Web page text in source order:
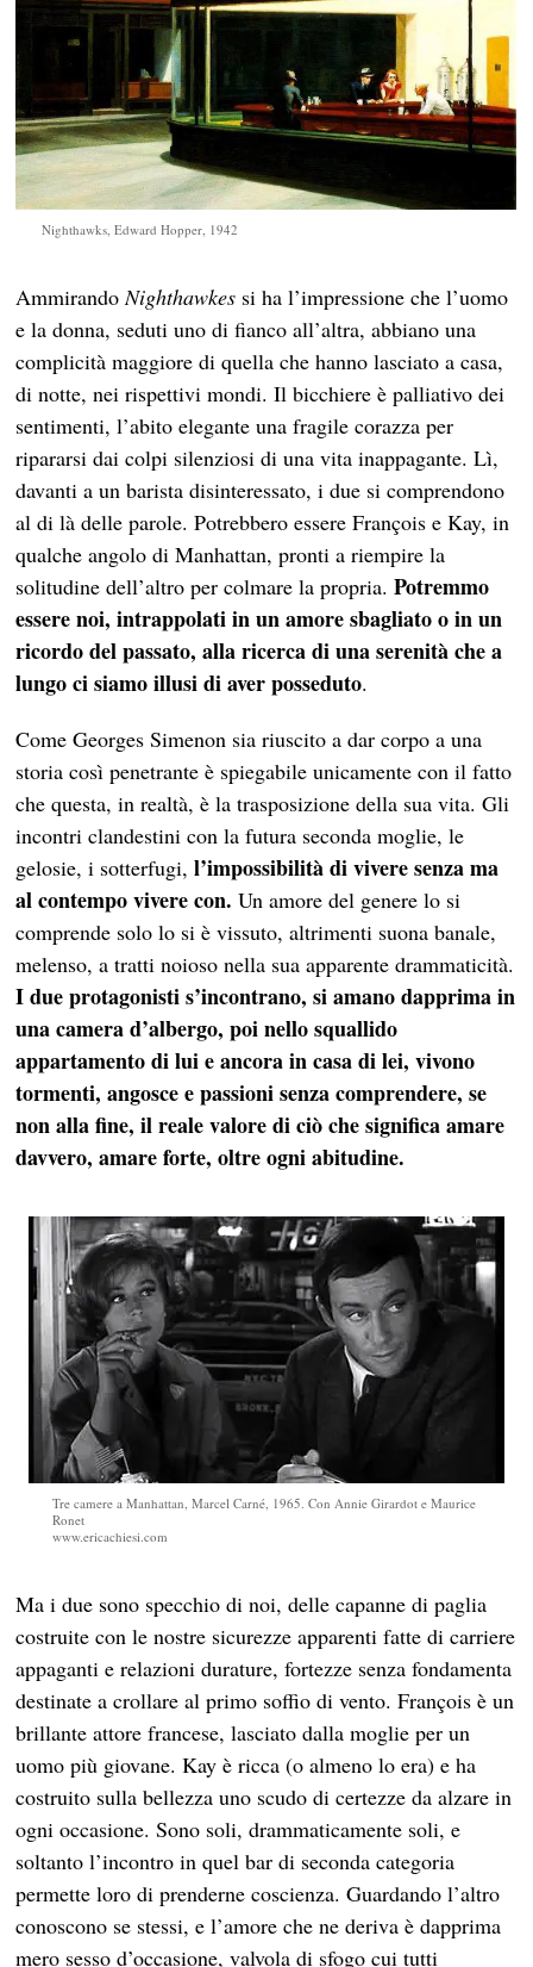
Nighthawks, Edward Hopper, 1942
AmmirandoNighthawkes si ha l’impressione che l’uomo
e la donna, seduti uno di fianco all’altra, abbiano una
complicità maggiore di quella che hanno lasciato a casa,
di notte, nei rispettivi mondi. Il bicchiere è palliativo dei
sentimenti, l’abito elegante una fragile corazza per
ripararsi dai colpi silenziosi di una vita inappagante. Lì,
davanti a un barista disinteressato, i due si comprendono
al di là delle parole. Potrebbero essere François e Kay, in
qualche angolo di Manhattan, pronti a riempire la
solitudine dell’altro per colmare la propria.Potremmo
essere noi, intrappolati in un amore sbagliato o in un
ricordo del passato, alla ricerca di una serenità che a
lungo ci siamo illusi di aver posseduto.
Come Georges Simenon sia riuscito a dar corpo a una
storia così penetrante è spiegabile unicamente con il fatto
che questa, in realtà, è la trasposizione della sua vita. Gli
incontri clandestini con la futura seconda moglie, le
gelosie, i sotterfugi,l’impossibilità di vivere senza ma
al contempo vivere con. Un amore del genere lo si
comprende solo lo si è vissuto, altrimenti suona banale,
melenso, a tratti noioso nella sua apparente drammaticità.
I due protagonisti s’incontrano, si amano dapprima in
una camera d’albergo, poi nello squallido
appartamento di lui e ancora in casa di lei, vivono
tormenti, angosce e passioni senza comprendere, se
non alla fine, il reale valore di ciò che significa amare
davvero, amare forte, oltre ogni abitudine.
Tre camere a Manhattan, Marcel Carné, 1965. Con Annie Girardot e Maurice
Ronet
www.ericachiesi.com
Ma i due sono specchio di noi, delle capanne di paglia
costruite con le nostre sicurezze apparenti fatte di carriere
appaganti e relazioni durature, fortezze senza fondamenta
destinate a crollare al primo soffio di vento. François è un
brillante attore francese, lasciato dalla moglie per un
uomo più giovane. Kay è ricca (o almeno lo era) e ha
costruito sulla bellezza uno scudo di certezze da alzare in
ogni occasione. Sono soli, drammaticamente soli, e
soltanto l’incontro in quel bar di seconda categoria
permette loro di prenderne coscienza. Guardando l’altro
conoscono se stessi, e l’amore che ne deriva è dapprima
mero sesso d’occasione, valvola di sfogo cui tutti